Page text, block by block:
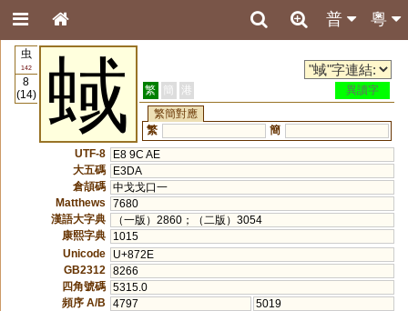
粵
普
虫
142
8
(14)
蜮 繁 簡 港
異讀字
繁簡對應
繁
簡
UTF-8
E8 9C AE
大五碼
E3DA
倉頡碼 中戈戈口一
Matthews
7680
漢語大字典
（一版）2860；（二版）3054
康熙字典
1015
Unicode
U+872E
GB2312
8266
四角號碼 5315.0
頻序 A/B
4797
5019